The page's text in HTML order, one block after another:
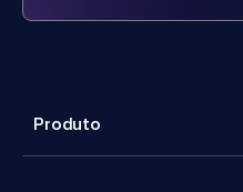
Produto